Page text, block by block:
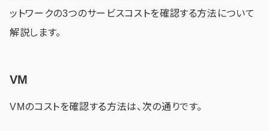
ットワークの3つのサービスコストを確認する方法について
解説します。
VM
VMのコストを確認する方法は、次の通りです。